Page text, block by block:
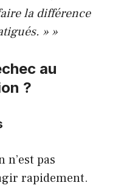
la différence
» »
au
?
pas
rapidement.